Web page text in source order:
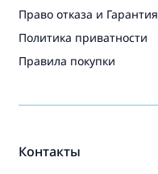
Контакты
Право отказа и Гарантия
Политика приватности
Правила покупки